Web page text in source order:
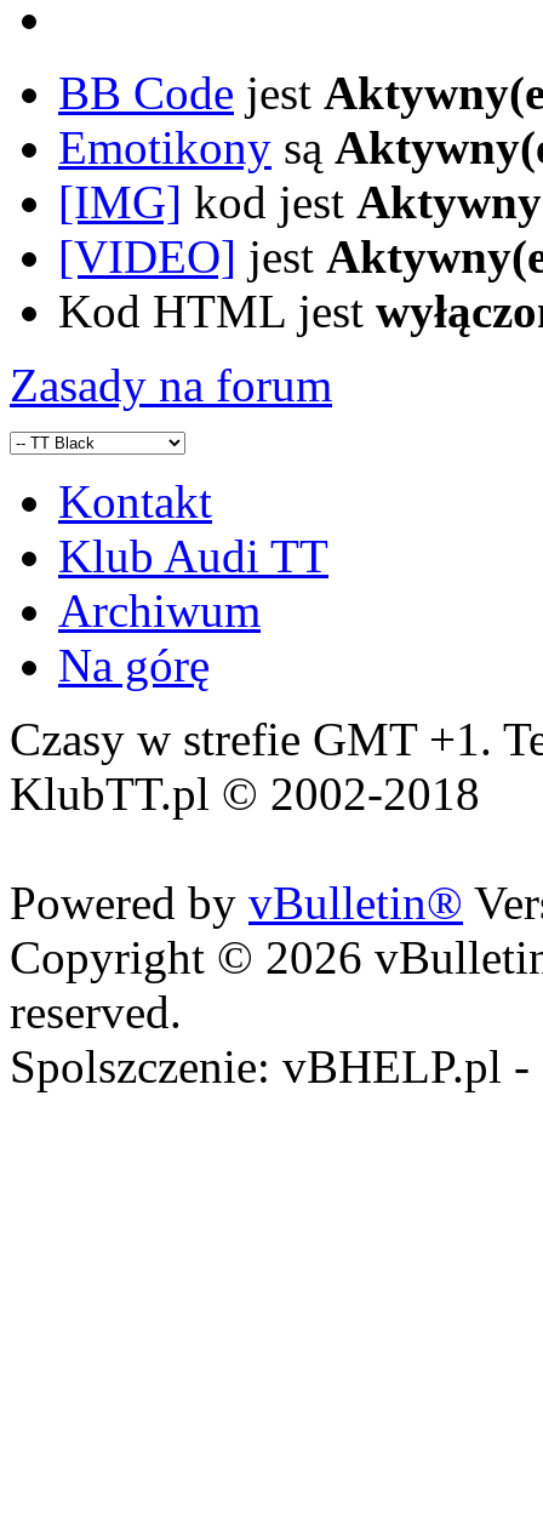
BB Code jest
Emotikony są
[IMG] kod jest
[VIDEO] jest
Kod HTML jest
Zasady na forum
Kontakt
Klub Audi TT
Archiwum
Na górę
Czasy w strefie GMT +1.
KlubTT.pl © 2002-2018
Powered by vBulletin®
Copyright © 2026
reserved.
Spolszczenie: vBHELP.pl